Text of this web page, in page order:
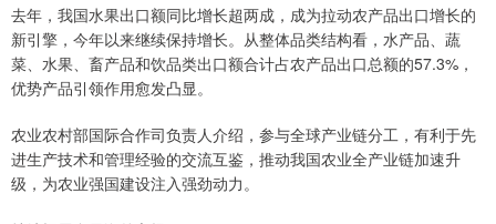
去年，我国水果出口额同比增长超两成，成为拉动农产品出口增长的
新引擎，今年以来继续保持增长。从整体品类结构看，水产品、蔬
菜、水果、畜产品和饮品类出口额合计占农产品出口总额的57.3%，
优势产品引领作用愈发凸显。
农业农村部国际合作司负责人介绍，参与全球产业链分工，有利于先
进生产技术和管理经验的交流互鉴，推动我国农业全产业链加速升
级，为农业强国建设注入强劲动力。